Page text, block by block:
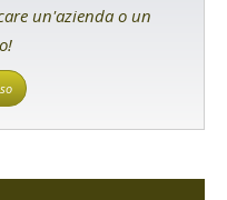
un'azienda o un